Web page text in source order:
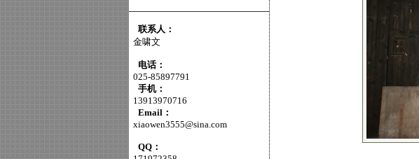
联系人：
金啸文
电话：
025-85897791
手机：
13913970716
Email：
xiaowen3555@sina.com
QQ：